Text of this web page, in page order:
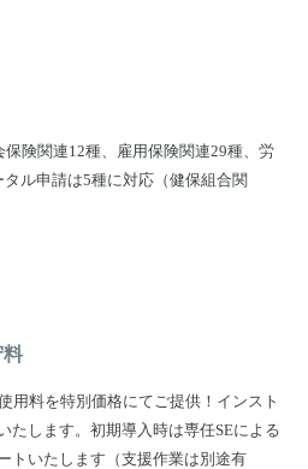
険関連12種、雇用保険関連29種、労
ル申請は5種に対応（健保組合関
料
用料を特別価格にてご提供！インスト
たします。初期導入時は専任SEによる
トいたします（支援作業は別途有